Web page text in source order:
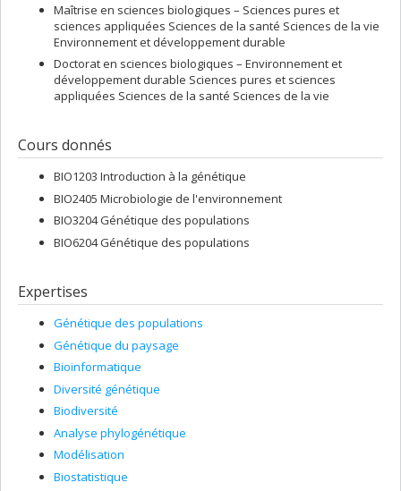
Maîtrise en sciences biologiques – Sciences pures et
sciences appliquées Sciences de la santé Sciences de la vie
Environnement et développement durable
Doctorat en sciences biologiques – Environnement et
développement durable Sciences pures et sciences
appliquées Sciences de la santé Sciences de la vie
Cours donnés
BIO1203 Introduction à la génétique
BIO2405 Microbiologie de l'environnement
BIO3204 Génétique des populations
BIO6204 Génétique des populations
Expertises
Génétique des populations
Génétique du paysage
Bioinformatique
Diversité génétique
Biodiversité
Analyse phylogénétique
Modélisation
Biostatistique